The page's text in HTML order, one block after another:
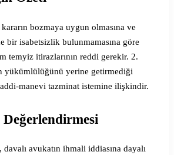
bozmaya uygun olmasına ve
bir isabetsizlik bulunmamasına göre
temyiz itirazlarının reddi gerekir. 2.
yükümlülüğünü yerine getirmediği
manevi tazminat istemine ilişkindir.
Değerlendirmesi
avukatın ihmali iddiasına dayalı